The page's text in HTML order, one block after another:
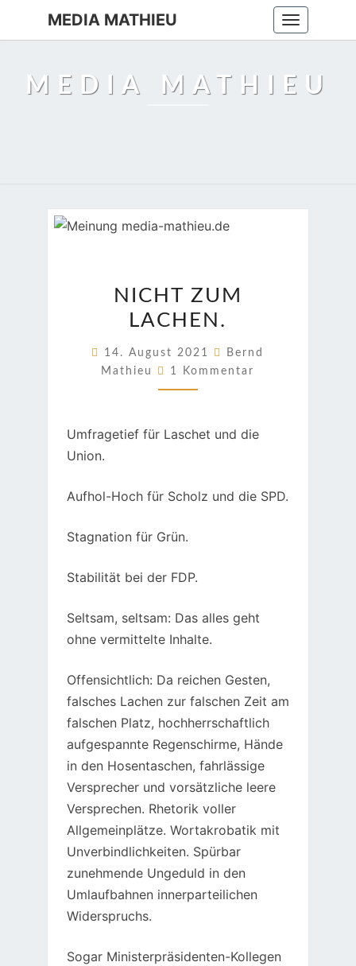
Toggle
navigation
MEDIA MATHIEU
MEDIA MATHIEU
ZUM
LACHEN.
NICHT ZUM
LACHEN.
14. August 2021
Bernd
Mathieu
Kommentare
1 Kommentar
Umfragetief für Laschet und die
Union.
Aufhol-Hoch für Scholz und die SPD.
Stagnation für Grün.
Stabilität bei der FDP.
Seltsam, seltsam: Das alles geht
ohne vermittelte Inhalte.
Offensichtlich: Da reichen Gesten,
falsches Lachen zur falschen Zeit am
falschen Platz, hochherrschaftlich
aufgespannte Regenschirme, Hände
in den Hosentaschen, fahrlässige
Versprecher und vorsätzliche leere
Versprechen. Rhetorik voller
Allgemeinplätze. Wortakrobatik mit
Unverbindlichkeiten. Spürbar
zunehmende Ungeduld in den
Umlaufbahnen innerparteilichen
Widerspruchs.
Sogar Ministerpräsidenten-Kollegen